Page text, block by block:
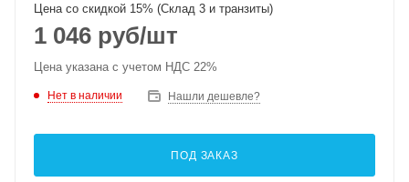
Цена со скидкой 15% (Склад 3 и транзиты)
1 046 руб/шт
Цена указана с учетом НДС 22%
Нет в наличии Нашли дешевле?
ПОД ЗАКАЗ